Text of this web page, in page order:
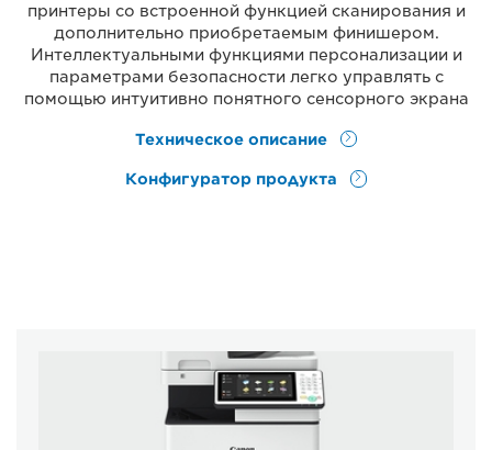
принтеры со встроенной функцией сканирования и
дополнительно приобретаемым финишером.
Интеллектуальными функциями персонализации и
параметрами безопасности легко управлять с
помощью интуитивно понятного сенсорного экрана
Техническое описание
Конфигуратор продукта